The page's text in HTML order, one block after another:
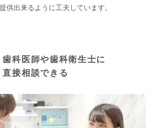
供出来るように工夫しています。
歯科医師や歯科衛生士に
直接相談できる